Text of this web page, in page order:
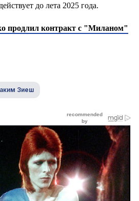
до лета 2025 года.
продлил контракт с "Миланом"
Зиеш